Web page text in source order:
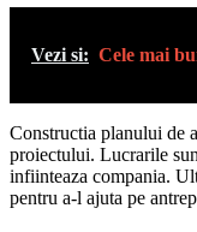
Vezi si: Cele mai
Constructia planului de
proiectului. Lucrarile
infiinteaza compania.
pentru a-l ajuta pe